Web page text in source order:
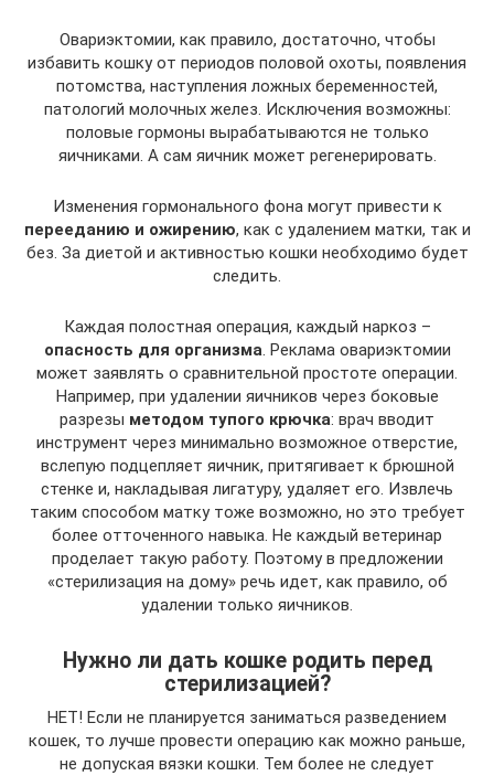
Овариэктомии, как правило, достаточно, чтобы
избавить кошку от периодов половой охоты, появления
потомства, наступления ложных беременностей,
патологий молочных желез. Исключения возможны:
половые гормоны вырабатываются не только
яичниками. А сам яичник может регенерировать.
Изменения гормонального фона могут привести к
перееданию и ожирению, как с удалением матки, так и
без. За диетой и активностью кошки необходимо будет
следить.
Каждая полостная операция, каждый наркоз –
опасность для организма. Реклама овариэктомии
может заявлять о сравнительной простоте операции.
Например, при удалении яичников через боковые
разрезы методом тупого крючка: врач вводит
инструмент через минимально возможное отверстие,
вслепую подцепляет яичник, притягивает к брюшной
стенке и, накладывая лигатуру, удаляет его. Извлечь
таким способом матку тоже возможно, но это требует
более отточенного навыка. Не каждый ветеринар
проделает такую работу. Поэтому в предложении
«стерилизация на дому» речь идет, как правило, об
удалении только яичников.
Нужно ли дать кошке родить перед
стерилизацией?
НЕТ! Если не планируется заниматься разведением
кошек, то лучше провести операцию как можно раньше,
не допуская вязки кошки. Тем более не следует